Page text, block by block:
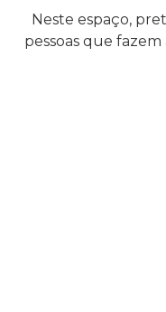
Neste espaço,
pessoas que